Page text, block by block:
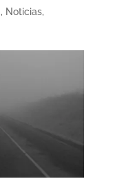
, Noticias,